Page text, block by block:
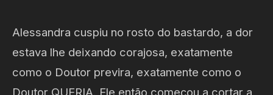
Alessandra cuspiu no rosto do bastardo, a dor
estava lhe deixando corajosa, exatamente
como o Doutor previra, exatamente como o
Doutor QUERIA. Ele então começou a cortar a